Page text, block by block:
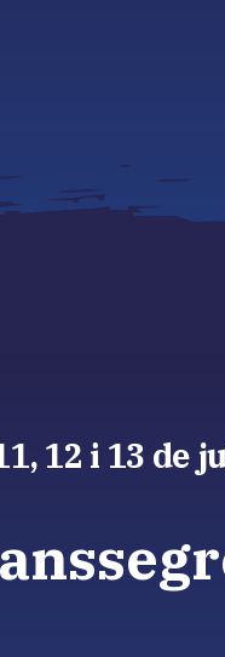
12 i 13 de